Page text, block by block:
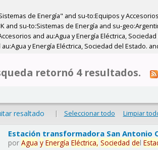
de Energía" and su-to:Equipos y
and su-to:Sistemas de Energía and su-
and au:Agua y Energía Eléctrica,
y Energía Eléctrica, Sociedad del Estado.
retornó 4 resultados.
resaltado | Seleccionar todo Limpiar
Estación transformadora San Antonio
porAgua y Energía Eléctrica, Sociedad del